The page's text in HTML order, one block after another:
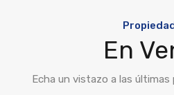
En
Echa un vistazo a las